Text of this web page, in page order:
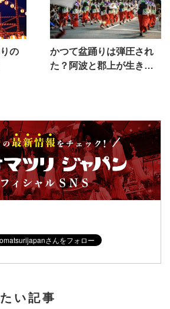
の
かつて盆踊りは弾圧され
た？阿波と郡上が生き残
い記事